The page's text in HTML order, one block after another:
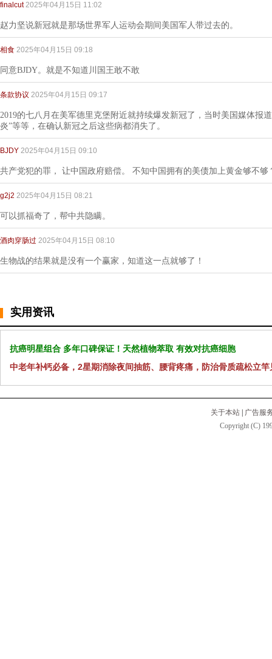
finalcut 2025年04月15日 11:02
赵力坚说新冠就是那场世界军人运动会期间美国军人带过去的。
相食 2025年04月15日 09:18
同意BJDY。就是不知道川国王敢不敢
条款协议 2025年04月15日 09:17
2019的七八月在美军德里克堡附近就持续爆发新冠了，当时美国媒体报
炎”等等，在确认新冠之后这些病都消失了。
BJDY 2025年04月15日 09:10
共产党犯的罪， 让中国政府赔偿。 不知中国拥有的美债加上黄金够不够
g2j2 2025年04月15日 08:21
可以抓福奇了，帮中共隐瞒。
酒肉穿肠过 2025年04月15日 08:10
生物战的结果就是没有一个赢家，知道这一点就够了！
实用资讯
抗癌明星组合 多年口碑保证！天然植物萃取 有效对抗癌细胞
中老年补钙必备，2星期消除夜间抽筋、腰背疼痛，防治骨质疏松立竿
关于本站
广告服
Copyright (C)